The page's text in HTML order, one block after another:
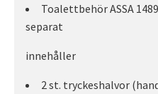
Toalettbehör ASSA
separat
innehåller
2 st. tryckeshalvor